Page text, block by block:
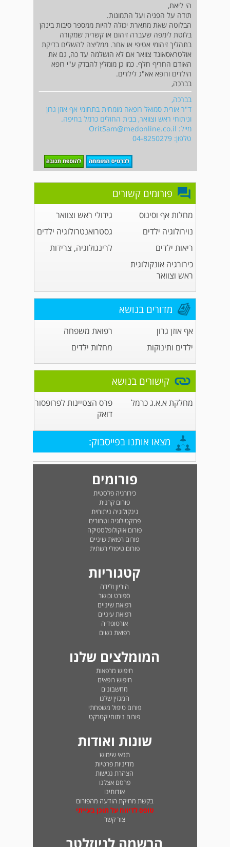
הי ליאת,
תודה על הפניה ועל התמונות.
הבלוטה שאת מתארת יכולה להיות ממספר סיבות בינהן
בלוטת לימפה שעברה זיהום או קשרית שמקורה
בתהליך זיהומי אטיפי או אחר. ממליצה להשלים בדיקת
אולטראסאונד צוואר אם לא הושלמה עד כה, גם את
האודם החריף חלף. כמו כן מומלץ להבדק ע"י רופא
הילדים ורופא אא"ג לילדים.
בברכה,
בברכה,
ד"ר אורית סמואל רופאה מומחית בתחומי אף אוזן גרון
וניתוחי ראש וצוואר, בבית החולים כרמל בחיפה.
מייל: OritSam@medonline.co.il
טלפון: 04-8250279
פורומים קשורים
מחלות אף וסינוס
גידולי ראש וצוואר
נוירולוגיה ילדים
גסטרואנטרולוגיה ילדים
ריאות ילדים
לרינגולוגיה, צרידות
כירורגיה אונקולוגית
ראש וצוואר
מדורים בנושא
אף אוזן גרון
רפואת משפחה
ילדים ותינוקות
מחלות ילדים
קישורים בנושא
מחלקת א.א.ג כרמל
פרס הצטיינות לפרופסור
דואק
מצאו אותנו בפייסבוק:
פורומים
כירורגיה פלסטית
פורום קרנית
גינקולוגיה ניתוחית
פרוקטולוגיה וטחורים
פורום אוקולופלסטיקה
פורום רפואת שיניים
פורום טיפולי רשתית
קטגוריות
היריון ולידה
ספורט וכושר
רפואת שיניים
רפואת עיניים
אורטופדיה
רפואת נשים
המומלצים שלנו
חיפוש מרפאות
חיפוש רופאים
מחשבונים
המגזין שלנו
פורום טיפול משפחתי
פורום ניתוחי קטרקט
שונות ואודות
תנאי שימוש
מדיניות פרטיות
הצהרת נגישות
פרסם אצלנו
אודותינו
בקשת מחיקת הודעה מהפורום
טופס לדיווח על תוכן בעייתי
צור קשר